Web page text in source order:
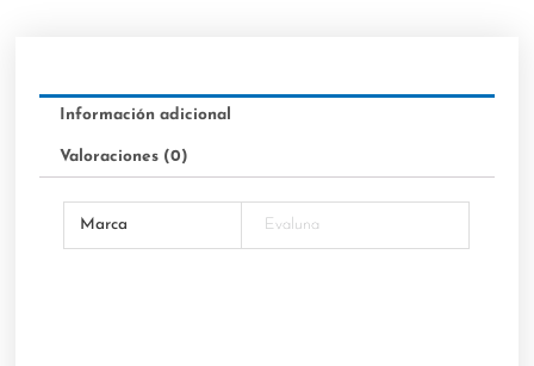
Información adicional
Valoraciones (0)
Marca Evaluna